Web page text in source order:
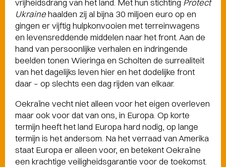
vrijheidsdrang van het land. Met hun stichting Protect
Ukrainehaalden zij al bijna 30 miljoen euro op en
gingen er vijftig hulpkonvooien met terreinwagens
en levensreddende middelen naar het front. Aan de
hand van persoonlijke verhalen en indringende
beelden tonen Wieringa en Scholten de surrealiteit
van het dagelijks leven hier en het dodelijke front
daar – op slechts een dag rijden van elkaar.
Oekraïne vecht niet alleen voor het eigen overleven
maar ook voor dat van ons, in Europa. Op korte
termijn heeft het land Europa hard nodig, op lange
termijn is het andersom. Na het verraad van Amerika
staat Europa er alleen voor, en betekent Oekraïne
een krachtige veiligheidsgarantie voor de toekomst.